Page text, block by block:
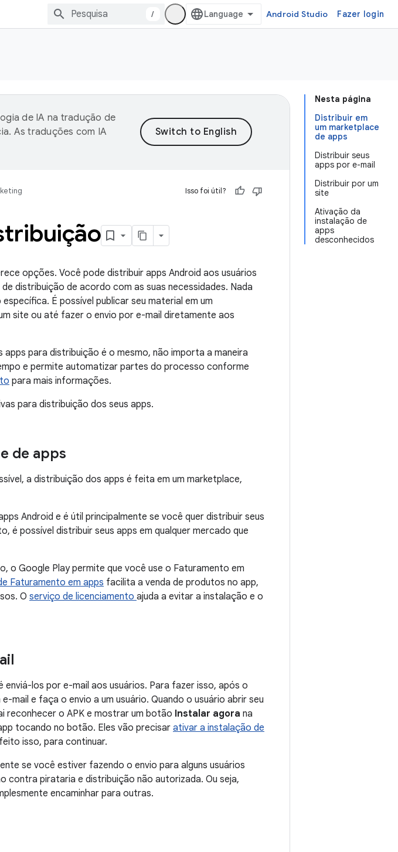
/ Android Studio Fazer login
Nesta página
Distribuir em
um marketplace
de apps
Distribuir seus
apps por e-mail
Distribuir por um
site
Ativação da
instalação de
apps
desconhecidos
de IA na tradução de
As traduções com IA
Isso foi útil?
opções. Você pode distribuir apps Android aos usuários
distribuição de acordo com as suas necessidades. Nada
É possível publicar seu material em um
site ou até fazer o envio por e-mail diretamente aos
para distribuição é o mesmo, não importa a maneira
e permite automatizar partes do processo conforme
para mais informações.
para distribuição dos seus apps.
de apps
a distribuição dos apps é feita em um marketplace,
Android e é útil principalmente se você quer distribuir seus
é possível distribuir seus apps em qualquer mercado que
o Google Play permite que você use o Faturamento em
Faturamento em apps facilita a venda de produtos no app,
O serviço de licenciamento ajuda a evitar a instalação e o
los por e-mail aos usuários. Para fazer isso, após o
mail e faça o envio a um usuário. Quando o usuário abrir seu
reconhecer o APK e mostrar um botão Instalar agora na
tocando no botão. Eles vão precisar ativar a instalação de
isso, para continuar.
se você estiver fazendo o envio para alguns usuários
pirataria e distribuição não autorizada. Ou seja,
encaminhar para outras.